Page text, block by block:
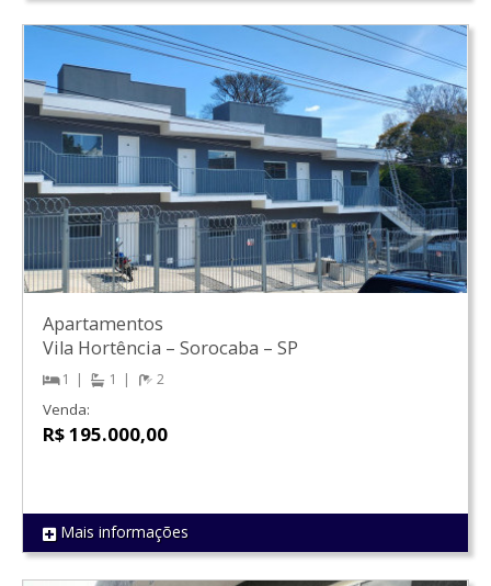
REF 1747
Apartamentos
Vila Hortência – Sorocaba – SP
1 1 2
Venda:
R$ 195.000,00
Mais informações